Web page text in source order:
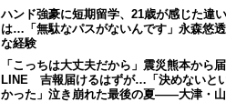
ハンド強豪に短期留学、21歳が感じた違
は…「無駄なパスがないんです」永森悠
な経験
「こっちは大丈夫だから」震災熊本から
LINE 吉報届けるはずが…「決めないと
かった」泣き崩れた最後の夏――大津・